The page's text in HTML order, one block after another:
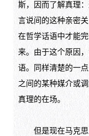
斯，因而了解真理
言说间的这种亲密
在哲学话语中才能
来。由于这个原因
语。同样清楚的一
之间的某种媒介或
真理的在场。
但是现在马克思